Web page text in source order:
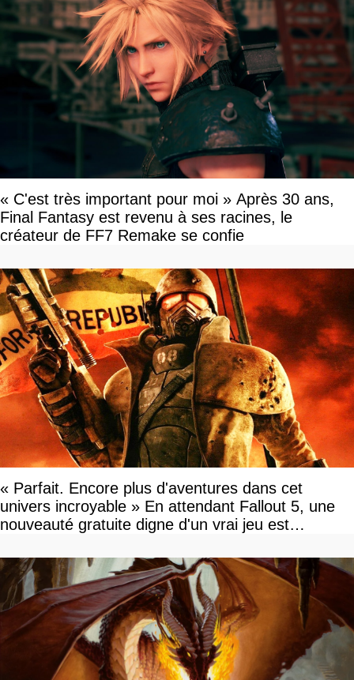
« C'est très important pour moi » Après 30 ans,
Final Fantasy est revenu à ses racines, le
créateur de FF7 Remake se confie
« Parfait. Encore plus d'aventures dans cet
univers incroyable » En attendant Fallout 5, une
nouveauté gratuite digne d'un vrai jeu est